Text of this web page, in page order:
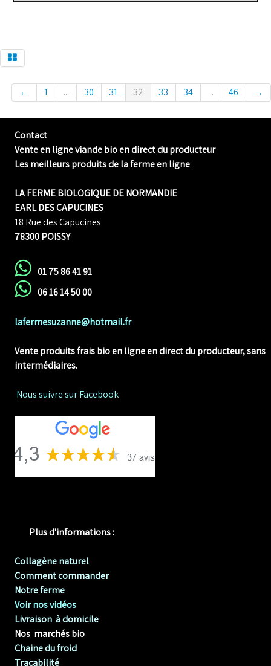
← 1 ... 30 31 32 33 34 ... 46 →
Contact
Vente en ligne viande bio en direct du producteur
Les meilleurs produits de la ferme en ligne
LA FERME BIOLOGIQUE DE NORMANDIE
EARL DES CAPUCINES
18 Rue des Capucines
78300 POISSY
01 75 86 41 91
06 16 14 50 00
lafermesuzanne@hotmail.fr
Vente produits frais bio en ligneen direct du producteur, sans
intermédiaires.
Nous suivre sur Facebook
Plus d'informations :
Collagène naturel
Comment commander
Notre ferme
Voir nos vidéos
Livraison à domicile
Nos marchés bio
Chaine du froid
Tracabilité